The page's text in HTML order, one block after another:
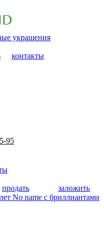
украшения
контакты
95
продать
заложить
No name с бриллиантами